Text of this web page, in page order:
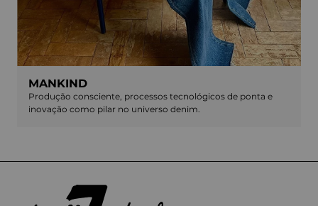
MANKIND
Produção consciente, processos tecnológicos de ponta e
inovação como pilar no universo denim.